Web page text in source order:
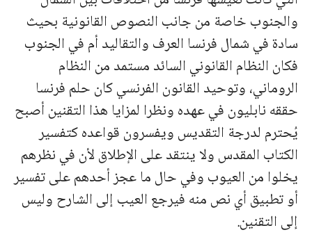
والجنوبخاصة منجانبالنصوصالقانونية بحيث
سادةفيشمالفرنساالعرفوالتقاليدأمفيالجنوب
فكانالنظامالقانونيالسائدمستمدمنالنظام
الروماني،وتوحيد القانون الفرنسي كان حلم فرنسا
حققه نابليون في عهده ونظرا لمزايا هذا التقنين أصبح
يُحترم لدرجة التقديس ويفسرون قواعده كتفسير
الكتاب المقدس ولا ينتقد على الإطلاق لأن في نظرهم
يخلوا من العيوب وفي حال ما عجز أحدهم على تفسير
أو تطبيق أي نص منه فيرجع العيب إلى الشارح وليس
إلى التقنين.